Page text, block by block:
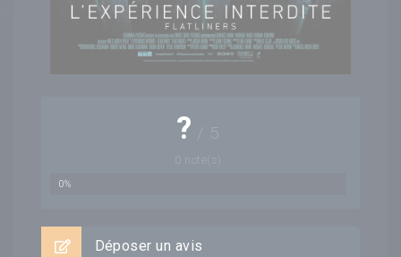
? / 5
note(s)
0%
Déposer un avis